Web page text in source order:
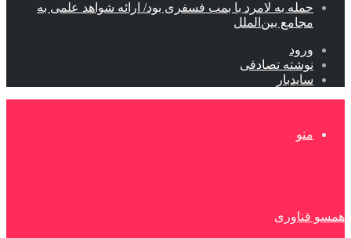
حمله به لامرد با بمب فسفری بود/ ارائه شواهد علمی به
مجامع بین‌الملل
ورود
نوشته تصادفی
سایدبار
منو
همسو فناوری